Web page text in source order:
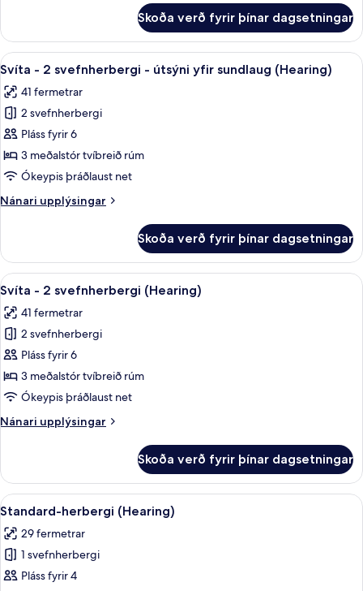
herbergi
útsýni
sundlaug
(Hearing)
Skoða verð fyrir þínar dagsetningar
Skoða
allar
myndir
fyrir
Svíta
-
2
-
sundlaug
(Hearing)
Öryggishólf í herbergi, skrifborð,
9
Svíta - 2 svefnherbergi - útsýni yfir sundlaug (Hearing)
41 fermetrar
2 svefnherbergi
Pláss fyrir 6
3 meðalstór tvíbreið rúm
Ókeypis þráðlaust net
Nánari upplýsingar
Nánari
-
svefnherbergi
útsýni
yfir
sundlaug
(Hearing)
Skoða verð fyrir þínar dagsetningar
Skoða
allar
myndir
fyrir
Svíta
-
2
(Hearing)
Öryggishólf í herbergi, skrifborð,
6
Svíta - 2 svefnherbergi (Hearing)
41 fermetrar
2 svefnherbergi
Pláss fyrir 6
3 meðalstór tvíbreið rúm
Ókeypis þráðlaust net
Nánari upplýsingar
Nánari
-
svefnherbergi
Skoða verð fyrir þínar dagsetningar
Skoða
allar
myndir
fyrir
Standard-
Öryggishólf í herbergi, skrifborð,
6
Standard-herbergi (Hearing)
29 fermetrar
1 svefnherbergi
Pláss fyrir 4